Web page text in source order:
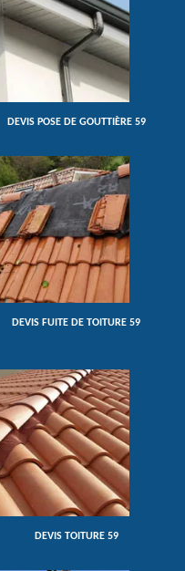
DEVIS POSE DE GOUTTIÈRE 59
DEVIS FUITE DE TOITURE 59
DEVIS TOITURE 59